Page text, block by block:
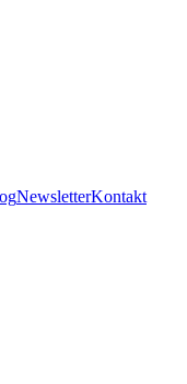
NewsletterKontakt